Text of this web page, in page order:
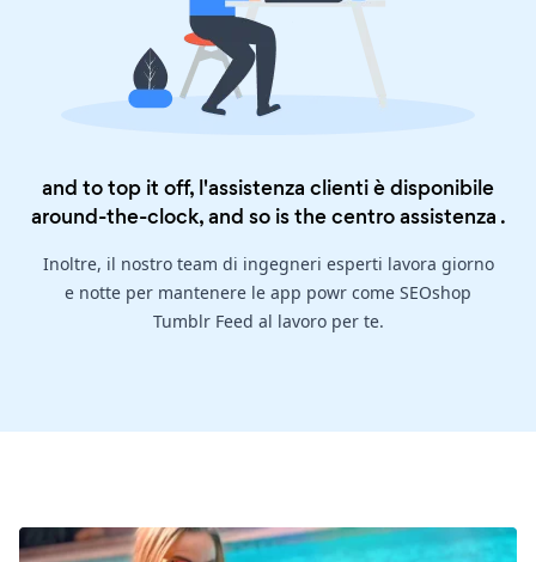
and to top it off, l'assistenza clienti è disponibile
around-the-clock, and so is thecentro assistenza .
Inoltre, il nostro team di ingegneri esperti lavora giorno
e notte per mantenere le app powr come SEOshop
Tumblr Feed al lavoro per te.